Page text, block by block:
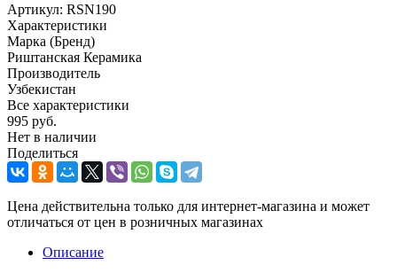
Артикул: RSN190
Характеристики
Марка (Бренд)
Риштанская Керамика
Производитель
Узбекистан
Все характеристики
995 руб.
Нет в наличии
Поделиться
Цена действительна только для интернет-магазина и может
отличаться от цен в розничных магазинах
Описание